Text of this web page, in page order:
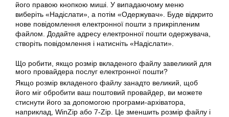
його правою кнопкою миші. У випадаючому меню
виберіть «Надіслати», а потім «Одержувач». Буде відкрито
нове повідомлення електронної пошти з прикріпленим
файлом. Додайте адресу електронної пошти одержувача,
створіть повідомлення і натисніть «Надіслати».
Що робити, якщо розмір вкладеного файлу завеликий для
мого провайдера послуг електронної пошти?
Якщо розмір вкладеного файлу занадто великий, щоб
його міг обробити ваш поштовий провайдер, ви можете
стиснути його за допомогою програми-архіватора,
наприклад, WinZip або 7-Zip. Це зменшить розмір файлу і